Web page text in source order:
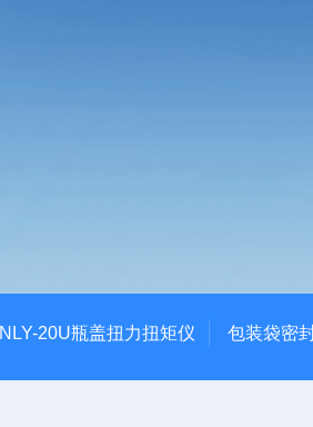
NLY-20U瓶盖扭力扭矩仪 包装袋密